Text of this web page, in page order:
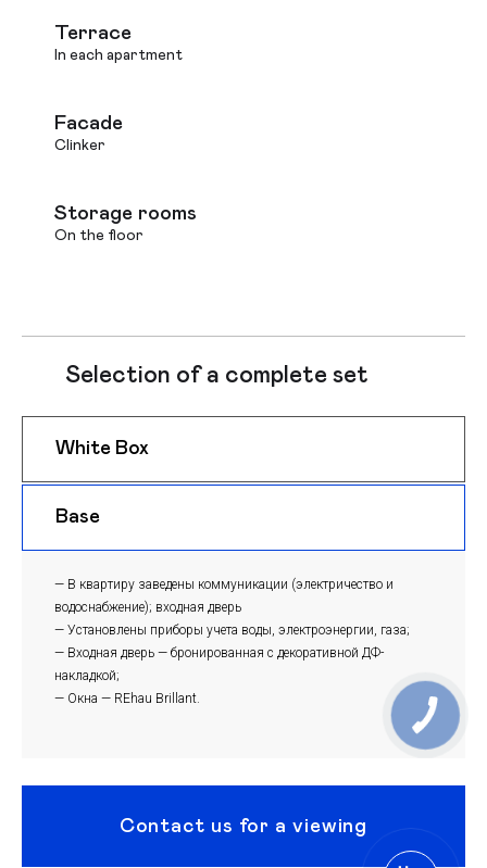
Terrace
In each apartment
Facade
Clinker
Storage rooms
On the floor
Selection of a complete set
White Box
Base
— В квартиру заведены коммуникации (электричество и
водоснабжение); входная дверь
— Установлены приборы учета воды, электроэнергии, газа;
— Входная дверь — бронированная с декоративной ДФ-
накладкой;
— Окна — REhau Brillant.
Contact us for a viewing